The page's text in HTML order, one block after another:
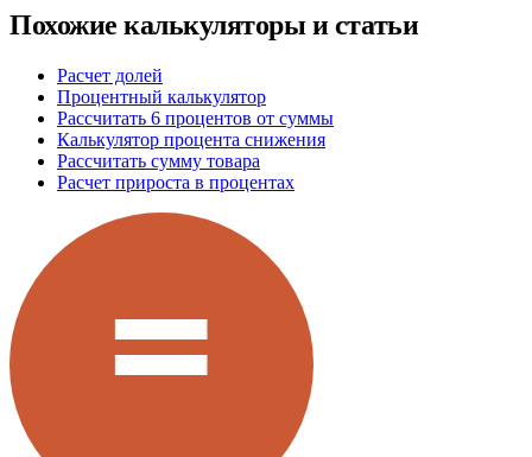
Похожие калькуляторы и статьи
Расчет долей
Процентный калькулятор
Рассчитать 6 процентов от суммы
Калькулятор процента снижения
Рассчитать сумму товара
Расчет прироста в процентах